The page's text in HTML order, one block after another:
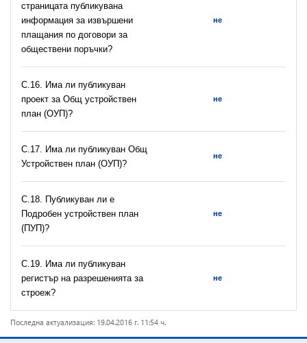
страницата публикувана
информация за извършени
плащания по договори за
обществени поръчки?
не
С.16. Има ли публикуван
проект за Общ устройствен
план (ОУП)?
не
С.17. Има ли публикуван Общ
Устройствен план (ОУП)?
не
С.18. Публикуван ли е
Подробен устройствен план
(ПУП)?
не
С.19. Има ли публикуван
регистър на разрешeнията за
строеж?
не
Последна актуализация: 19.04.2016 г. 11:54 ч.